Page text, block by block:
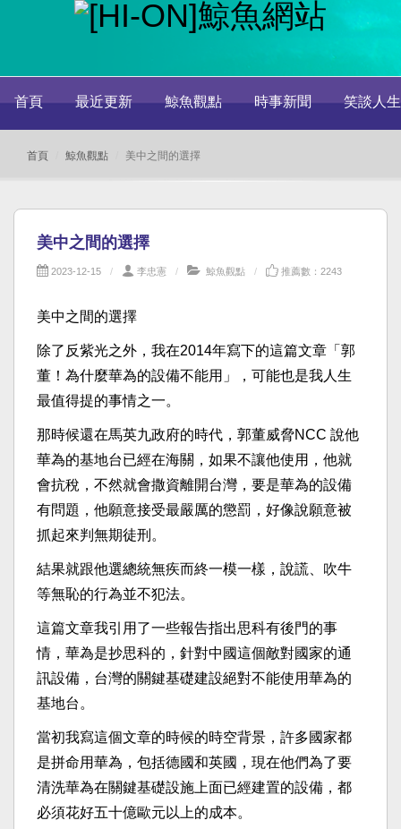
首頁 最近更新 鯨魚觀點 時事新聞 笑談人生
首頁 鯨魚觀點 美中之間的選擇
美中之間的選擇
2023-12-15 李忠憲 鯨魚觀點 推薦數：2243
美中之間的選擇
除了反紫光之外，我在2014年寫下的這篇文章「郭
董！為什麼華為的設備不能用」，可能也是我人生
最值得提的事情之一。
那時候還在馬英九政府的時代，郭董威脅NCC 說他
華為的基地台已經在海關，如果不讓他使用，他就
會抗稅，不然就會撒資離開台灣，要是華為的設備
有問題，他願意接受最嚴厲的懲罰，好像說願意被
抓起來判無期徒刑。
結果就跟他選總統無疾而終一模一樣，說謊、吹牛
等無恥的行為並不犯法。
這篇文章我引用了一些報告指出思科有後門的事
情，華為是抄思科的，針對中國這個敵對國家的通
訊設備，台灣的關鍵基礎建設絕對不能使用華為的
基地台。
當初我寫這個文章的時候的時空背景，許多國家都
是拼命用華為，包括德國和英國，現在他們為了要
清洗華為在關鍵基礎設施上面已經建置的設備，都
必須花好五十億歐元以上的成本。